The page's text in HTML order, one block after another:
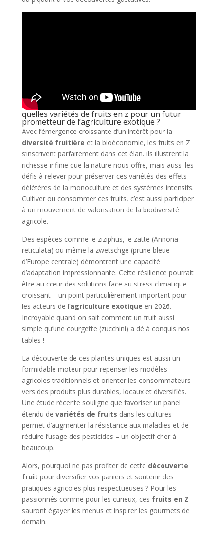
quelles variétés de fruits en z pour un futur
prometteur de l’agriculture exotique ?
Avec l’émergence croissante d’un intérêt pour la
diversité fruitière et la bioéconomie, les fruits en Z
s’inscrivent parfaitement dans cet élan. Ils illustrent la
richesse infinie que la nature nous offre, mais aussi les
défis à relever pour préserver ces variétés des effets
délétères de la monoculture et des systèmes intensifs.
Cultiver ou consommer ces fruits, c’est aussi participer
à un mouvement de valorisation de la biodiversité
agricole.
Des espèces comme le ziziphus, le zatte (Annona
reticulata) ou même la zwetschge (prune bleue
d’Europe centrale) démontrent une capacité
d’adaptation impressionnante. Cette résilience pourrait
être au cœur des solutions face au stress climatique
croissant – un point particulièrement important pour
les acteurs de l’agriculture exotique en 2026.
Incroyable quand on sait comment un fruit aussi
simple qu’une courgette (zucchini) a déjà conquis nos
tables !
La découverte de ces plantes uniques est aussi un
formidable moteur pour repenser les modèles
agricoles traditionnels et orienter les consommateurs
vers des produits plus durables, locaux et diversifiés.
Une étude récente souligne que favoriser un panel
étendu de variétés de fruits dans les cultures
permet d’augmenter la résistance aux maladies et de
réduire l’usage des pesticides – un objectif cher à
beaucoup.
Alors, pourquoi ne pas profiter de cette découverte
fruit pour diversifier vos paniers et soutenir des
pratiques agricoles plus respectueuses ? Pour les
passionnés comme pour les curieux, ces fruits en Z
sauront égayer les menus et inspirer les gourmets de
demain.